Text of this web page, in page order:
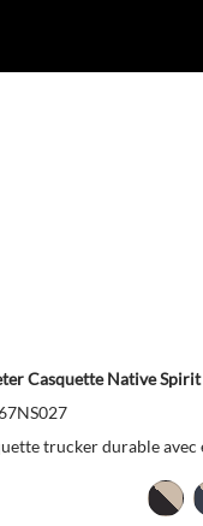
Casquette Native
trucker durable